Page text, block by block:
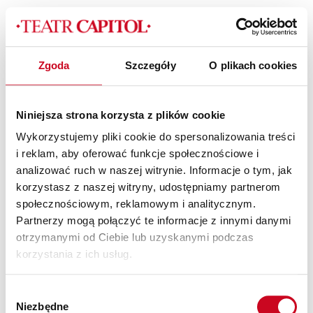
Zgoda Szczegóły O plikach cookies
Niniejsza strona korzysta z plików cookie
Wykorzystujemy pliki cookie do spersonalizowania treści
i reklam, aby oferować funkcje społecznościowe i
analizować ruch w naszej witrynie. Informacje o tym, jak
korzystasz z naszej witryny, udostępniamy partnerom
społecznościowym, reklamowym i analitycznym.
Partnerzy mogą połączyć te informacje z innymi danymi
otrzymanymi od Ciebie lub uzyskanymi podczas
korzystania z ich usług.
zgody
Niezbędne
OCB_Damięcki_Marcin
Patroni Medialni Teatru